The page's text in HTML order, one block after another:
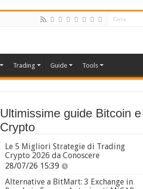
Trading Guide Tools
Ultimissime guide Bitcoin e
Crypto
Le 5 Migliori Strategie di Trading
Crypto 2026 da Conoscere
28/07/26 15:39
Alternative a BitMart: 3 Exchange in